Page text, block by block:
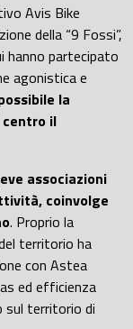
Avis Bike
della “9 Fossi”,
hanno partecipato
agonistica e
la
il
associazioni
coinvolge
. Proprio la
territorio ha
con Astea
ed efficienza
sul territorio di